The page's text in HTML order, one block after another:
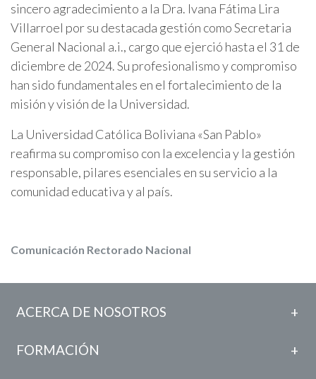
sincero agradecimiento a la Dra. Ivana Fátima Lira
Villarroel por su destacada gestión como Secretaria
General Nacional a.i., cargo que ejerció hasta el 31 de
diciembre de 2024. Su profesionalismo y compromiso
han sido fundamentales en el fortalecimiento de la
misión y visión de la Universidad.
La Universidad Católica Boliviana «San Pablo»
reafirma su compromiso con la excelencia y la gestión
responsable, pilares esenciales en su servicio a la
comunidad educativa y al país.
Comunicación Rectorado Nacional
ACERCA DE NOSOTROS
FORMACIÓN